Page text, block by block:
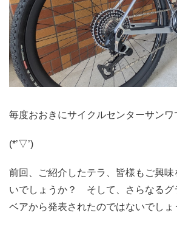
毎度おおきにサイクルセンターサンワ
(*’▽’)
前回、ご紹介したテラ、皆様もご興
いでしょうか？ そして、さらなるグ
ベアから発表されたのではないでしょ